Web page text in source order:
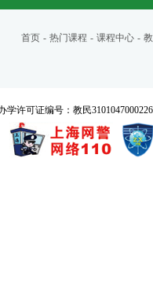
首页 - 热门课程 - 课程中心 -
许可证编号：教民